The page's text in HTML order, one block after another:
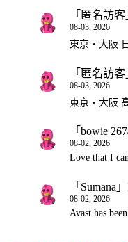
「 匿名訪客
08-03, 2026
東京・大阪
「 匿名訪客
08-03, 2026
東京・大阪
「 bowie
08-02, 2026
Love that I
「 Sumana
08-02, 2026
Avast has